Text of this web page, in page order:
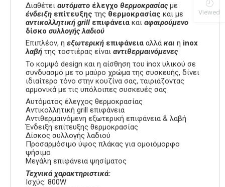
Διαθέτει αυτόματο έλεγχο θερμοκρασίας με
ένδειξη επίτευξης της θερμοκρασίας και με
αντικολλητική grill επιφάνεια και αφαιρούμενο
δίσκο συλλογής λαδιού
Επιπλέον, η εξωτερική επιφάνεια αλλά και η inox
λαβή της τοστιέρας είναι αντιθερμαινόμενες
Το κομψό design και η αίσθηση του inox υλικού σε
συνδυασμό με το μαύρο χρώμα της συσκευής, δίνει
ιδιαίτερο τόνο στην κουζίνα σας, ταιριάζοντας
αρμονικά με τις υπόλοιπες συσκευές σας
Αυτόματος έλεγχος θερμοκρασίας
Αντικολλητική grill επιφάνεια
Αντιθερμαινόμενη εξωτερική επιφάνεια & λαβή
Ένδειξη επίτευξης θερμοκρασίας
Δίσκος συλλογής λαδιού
Προσαρμόσιμο ύψος πλάκας για ομοιόμορφο
ψήσιμο
Μεγάλη επιφάνεια ψησίματος
Τεχνικά χαρακτηριστικά:
Ισχύς: 800W
Viewed